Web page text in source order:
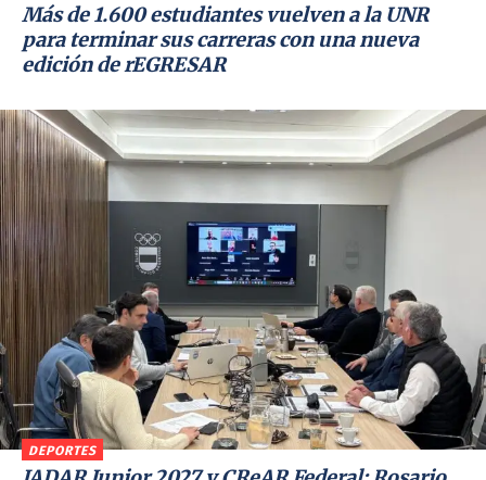
Más de 1.600 estudiantes vuelven a la UNR
para terminar sus carreras con una nueva
edición de rEGRESAR
DEPORTES